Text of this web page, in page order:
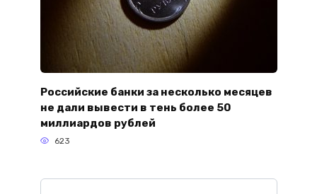
Российские банки за несколько месяцев
не дали вывести в тень более 50
миллиардов рублей
623